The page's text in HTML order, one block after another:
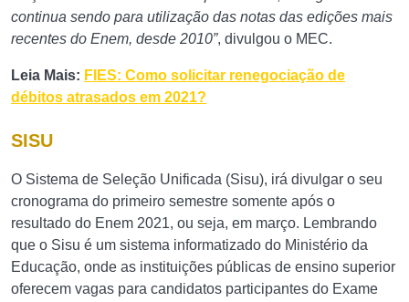
continua sendo para utilização das notas das edições mais
recentes do Enem, desde 2010”, divulgou o MEC.
Leia Mais: FIES: Como solicitar renegociação de
débitos atrasados em 2021?
SISU
O Sistema de Seleção Unificada (Sisu), irá divulgar o seu
cronograma do primeiro semestre somente após o
resultado do Enem 2021, ou seja, em março. Lembrando
que o Sisu é um sistema informatizado do Ministério da
Educação, onde as instituições públicas de ensino superior
oferecem vagas para candidatos participantes do Exame